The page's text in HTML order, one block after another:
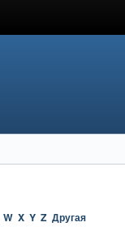
W X Y Z Другая